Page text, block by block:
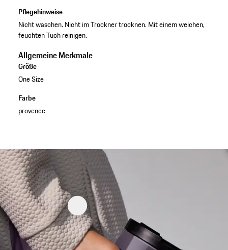
Pflegehinweise
Nicht waschen. Nicht im Trockner trocknen. Mit einem weichen,
feuchten Tuch reinigen.
Allgemeine Merkmale
Größe
One Size
Farbe
provence